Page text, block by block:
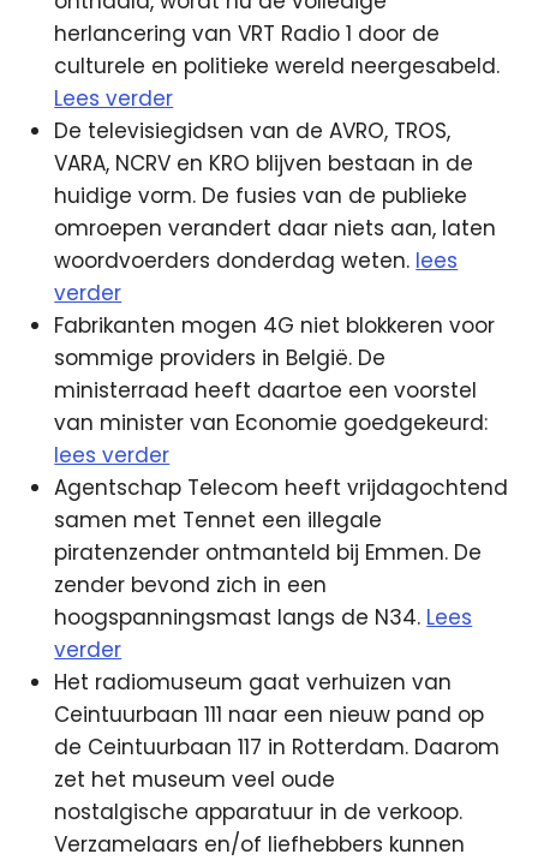
herlancering van VRT Radio 1 door de
culturele en politieke wereld neergesabeld.
Lees verder
De televisiegidsen van de AVRO, TROS,
VARA, NCRV en KRO blijven bestaan in de
huidige vorm. De fusies van de publieke
omroepen verandert daar niets aan, laten
woordvoerders donderdag weten. lees
verder
Fabrikanten mogen 4G niet blokkeren voor
sommige providers in België. De
ministerraad heeft daartoe een voorstel
van minister van Economie goedgekeurd:
lees verder
Agentschap Telecom heeft vrijdagochtend
samen met Tennet een illegale
piratenzender ontmanteld bij Emmen. De
zender bevond zich in een
hoogspanningsmast langs de N34. Lees
verder
Het radiomuseum gaat verhuizen van
Ceintuurbaan 111 naar een nieuw pand op
de Ceintuurbaan 117 in Rotterdam. Daarom
zet het museum veel oude
nostalgische apparatuur in de verkoop.
Verzamelaars en/of liefhebbers kunnen